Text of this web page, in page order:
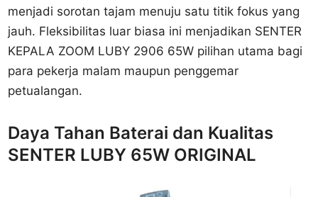
menjadi sorotan tajam menuju satu titik fokus yang
jauh. Fleksibilitas luar biasa ini menjadikan SENTER
KEPALA ZOOM LUBY 2906 65W pilihan utama bagi
para pekerja malam maupun penggemar
petualangan.
Daya Tahan Baterai dan Kualitas
SENTER LUBY 65W ORIGINAL